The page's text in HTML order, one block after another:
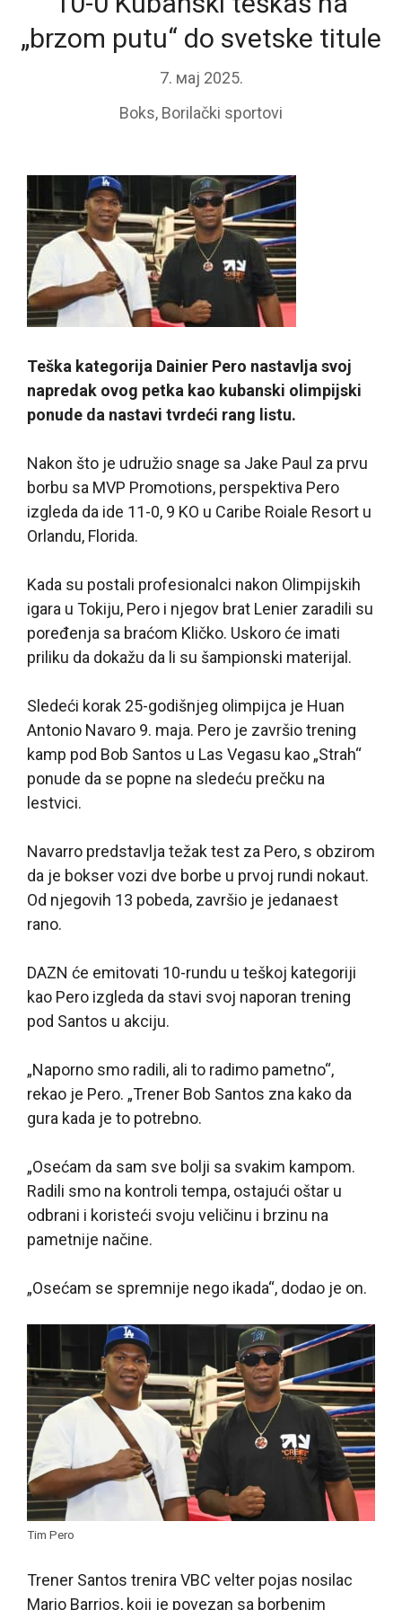
„brzom putu“ do svetske titule
7. мај 2025.
Boks, Borilački sportovi
Teška kategorija Dainier Pero nastavlja svoj
napredak ovog petka kao kubanski olimpijski
ponude da nastavi tvrdeći rang listu.
Nakon što je udružio snage sa Jake Paul za prvu
borbu sa MVP Promotions, perspektiva Pero
izgleda da ide 11-0, 9 KO u Caribe Roiale Resort u
Orlandu, Florida.
Kada su postali profesionalci nakon Olimpijskih
igara u Tokiju, Pero i njegov brat Lenier zaradili su
poređenja sa braćom Kličko. Uskoro će imati
priliku da dokažu da li su šampionski materijal.
Sledeći korak 25-godišnjeg olimpijca je Huan
Antonio Navaro 9. maja. Pero je završio trening
kamp pod Bob Santos u Las Vegasu kao „Strah“
ponude da se popne na sledeću prečku na
lestvici.
Navarro predstavlja težak test za Pero, s obzirom
da je bokser vozi dve borbe u prvoj rundi nokaut.
Od njegovih 13 pobeda, završio je jedanaest
rano.
DAZN će emitovati 10-rundu u teškoj kategoriji
kao Pero izgleda da stavi svoj naporan trening
pod Santos u akciju.
„Naporno smo radili, ali to radimo pametno“,
rekao je Pero. „Trener Bob Santos zna kako da
gura kada je to potrebno.
„Osećam da sam sve bolji sa svakim kampom.
Radili smo na kontroli tempa, ostajući oštar u
odbrani i koristeći svoju veličinu i brzinu na
pametnije načine.
„Osećam se spremnije nego ikada“, dodao je on.
Tim Pero
Trener Santos trenira VBC velter pojas nosilac
Mario Barrios, koji je povezan sa borbenim